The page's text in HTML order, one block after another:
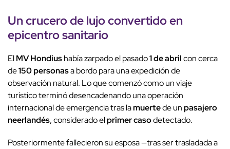
Uncrucero de lujoconvertido en
epicentro sanitario
ElMV Hondiushabía zarpado el pasado1 de abrilcon cerca
de150 personasa bordo para una expedición de
observación natural. Lo que comenzó como un viaje
turístico terminó desencadenando una operación
internacional de emergencia tras lamuertede unpasajero
neerlandés, considerado elprimer casodetectado.
Posteriormente fallecieron su esposa —tras ser trasladada a